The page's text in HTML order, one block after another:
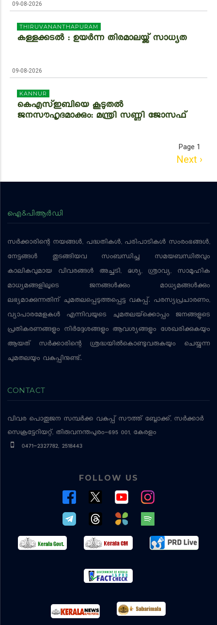
09-08-2026
THIRUVANANTHAPURAM
കള്ളക്കടൽ : ഉയർന്ന തിരമാലയ്ക്ക് സാധ്യത
09-08-2026
KANNUR
കെഎസ്ഇബിയെ കൂടുതല്‍
ജനസൗഹൃദമാക്കും: മന്ത്രി സണ്ണി ജോസഫ്
Page 1
Next
Next ›
ഐ&പിആര്‍ഡി
സര്‍ക്കാരിന്റെ നയങ്ങള്‍, പദ്ധതികള്‍, പരിപാടികള്‍ സംരംഭങ്ങള്‍,
നേട്ടങ്ങള്‍ തുടങ്ങിയവ സംബന്ധിച്ച സമയബന്ധിതവും
കാലികവുമായ വിവരങ്ങള്‍ അച്ചടി, ദൃശ്യ, ശ്രാവ്യ, സാമൂഹിക
മാധ്യമങ്ങളിലൂടെ ജനങ്ങള്‍ക്കും മാധ്യമങ്ങള്‍ക്കും
ലഭ്യമാക്കുന്നതിന് ചുമതലപ്പെടുത്തപ്പെട്ട വകുപ്പ്. പരസ്യപ്രചാരണം,
വ്യാപാരമേളകള്‍ എന്നിവയുടെ ചുമതലയ്‌ക്കൊപ്പം ജനങ്ങളുടെ
പ്രതികരണങ്ങളും നിര്‍ദ്ദേശങ്ങളും ആവശ്യങ്ങളും ശേഖരിക്കുകയും
ആയത് സര്‍ക്കാരിന്റെ ശ്രദ്ധയില്‍കൊണ്ടുവരുകയും ചെയ്യുന്ന
ചുമതലയും വകുപ്പിനുണ്ട്.
CONTACT
വിവര പൊതുജന സമ്പര്‍ക്ക വകുപ്പ് സൗത്ത് ബ്ലോക്ക്, സര്‍ക്കാര്‍
സെക്രട്ടേറിയറ്റ്, തിരുവനന്തപുരം-695 001, കേരളം
0471-2327782, 2518443
FOLLOW US